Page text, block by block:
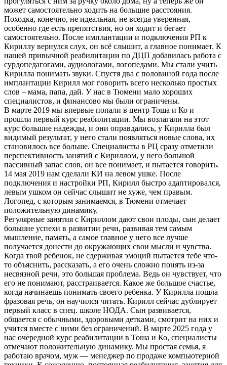
может самостоятельно ходить на большие расстояния.
Походка, конечно, не идеальная, не всегда уверенная,
особенно где есть препятствия, но он ходит и бегает
самостоятельно. После имплантации и подключения РП к
Кириллу вернулся слух, он всё слышит, а главное понимает. К
нашей привычной реабилитации по ДЦП добавилась работа с
сурдопедагогами, аудиологами, логопедами. Мы стали учить
Кирилла понимать звуки. Спустя два с половиной года после
имплантации Кирилл мог говорить всего несколько простых
слов – мама, папа, дай. У нас в Тюмени мало хороших
специалистов, и финансово мы были ограничены.
В марте 2019 мы впервые попали в центр Тоша и Ко и
прошли первый курс реабилитации. Мы возлагали на этот
курс большие надежды, и они оправдались, у Кирилла был
видимый результат, у него стали появляться новые слова, их
становилось все больше. Специалисты в РЦ сразу отметили
перспективность занятий с Кириллом, у него большой
пассивный запас слов, он все понимает, и пытается говорить.
14 мая 2019 нам сделали КИ на левом ушке. После
подключения и настройки РП, Кирилл быстро адаптировался,
левым ушком он сейчас слышит не хуже, чем правым.
Логопед, с которым занимаемся, в Тюмени отмечает
положительную динамику.
Регулярные занятия с Кириллом дают свои плоды, сын делает
большие успехи в развитии речи, развивая тем самым
мышление, память, а самое главное у него все лучше
получается донести до окружающих свои мысли и чувства.
Когда твой ребенок, не сдерживая эмоций пытается тебе что-
то объяснить, рассказать, а его очень сложно понять из-за
несвязной речи, это большая проблема. Ведь он чувствует, что
его не понимают, расстраивается. Какое же большое счастье,
когда начинаешь понимать своего ребенка. У Кирилла пошла
фразовая речь, он научился читать. Кирилл сейчас дублирует
первый класс в спец. школе НОДА. Сын развивается,
общается с обычными, здоровыми детками, смотрит на них и
учится вместе с ними без ограничений. В марте 2025 года у
нас очередной курс реабилитации в Тоша и Ко, специалисты
отмечают положительную динамику. Мы простая семья, я
работаю врачом, муж — менеджер по продаже компьютерной